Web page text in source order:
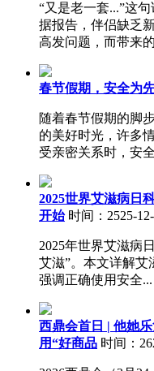
“又是老一套...”这
据报告，伴侣缺乏
高发问题，而带来
春节假期，安全为
随着春节假期的脚
的美好时光，许多
受亲密关系时，安
2025世界艾滋病日
开始 时间：2525-
2025年世界艾滋病
艾滋”。本文详解艾
强调正确使用安全...
西鼎会首日 | 他她
用“好商品 时间：